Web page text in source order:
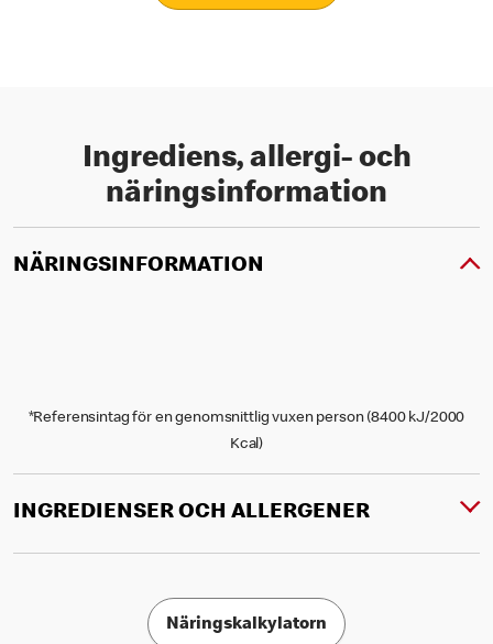
Ingrediens, allergi- och
näringsinformation
NÄRINGSINFORMATION
*Referensintag för en genomsnittlig vuxen person (8400 kJ/2000
Kcal)
INGREDIENSER OCH ALLERGENER
Näringskalkylatorn